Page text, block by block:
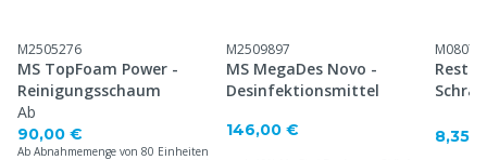
M2505276
MS TopFoam Power -
Reinigungsschaum
Ab
90,00 €
Ab Abnahmemenge von 80 Einheiten
M2509897
MS MegaDes Novo -
Desinfektionsmittel
146,00 € 8,35 €